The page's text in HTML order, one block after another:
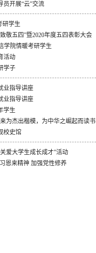
员开展“云”交流
研学生
敬五四”暨2020年度五四表彰大会
学院情暖考研学生
活动
学子
业指导讲座
业指导讲座
学生
为杰出楷模，为中华之崛起而读
校史馆
爱大学生成长成才”活动
恩来精神 加强党性修养